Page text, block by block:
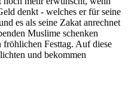
denkt - welches er für seine
es als seine Zakat anrechnet
Muslime schenken
fröhlichen Festtag. Auf diese
und bekommen